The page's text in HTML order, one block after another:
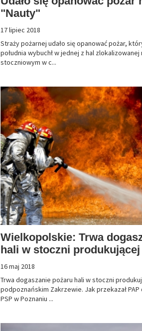
"Nauty"
17 lipiec 2018
Straży pożarnej udało się opanować pożar,
południa wybuchł w jednej z hal
stoczniowym w c...
Wielkopolskie: Trwa
hali w stoczni produkującej
16 maj 2018
Trwa dogaszanie pożaru hali w stoczni
podpoznańskim Zakrzewie. Jak przekazał
PSP w Poznaniu ...